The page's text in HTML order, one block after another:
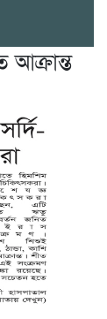
আক্রান্ত